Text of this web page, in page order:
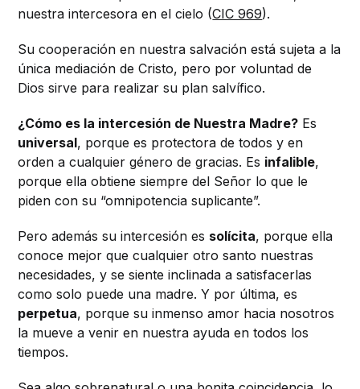
nuestra intercesora en el cielo (CIC 969).
Su cooperación en nuestra salvación está sujeta a la
única mediación de Cristo, pero por voluntad de
Dios sirve para realizar su plan salvífico.
¿Cómo es la intercesión de Nuestra Madre? Es
universal, porque es protectora de todos y en
orden a cualquier género de gracias. Es infalible,
porque ella obtiene siempre del Señor lo que le
piden con su “omnipotencia suplicante”.
Pero además su intercesión es solícita, porque ella
conoce mejor que cualquier otro santo nuestras
necesidades, y se siente inclinada a satisfacerlas
como solo puede una madre. Y por última, es
perpetua, porque su inmenso amor hacia nosotros
la mueve a venir en nuestra ayuda en todos los
tiempos.